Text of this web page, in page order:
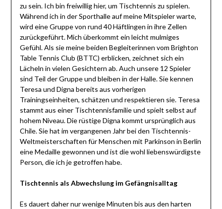
zu sein. Ich bin freiwillig hier, um Tischtennis zu spielen.
Während ich in der Sporthalle auf meine Mitspieler warte,
wird eine Gruppe von rund 40 Häftlingen in ihre Zellen
zurückgeführt. Mich überkommt ein leicht mulmiges
Gefühl. Als sie meine beiden Begleiterinnen vom Brighton
Table Tennis Club (BTTC) erblicken, zeichnet sich ein
Lächeln in vielen Gesichtern ab. Auch unsere 12 Spieler
sind Teil der Gruppe und bleiben in der Halle. Sie kennen
Teresa und Digna bereits aus vorherigen
Trainingseinheiten, schätzen und respektieren sie. Teresa
stammt aus einer Tischtennisfamilie und spielt selbst auf
hohem Niveau. Die rüstige Digna kommt ursprünglich aus
Chile. Sie hat im vergangenen Jahr bei den Tischtennis-
Weltmeisterschaften für Menschen mit Parkinson in Berlin
eine Medaille gewonnen und ist die wohl liebenswürdigste
Person, die ich je getroffen habe.
Tischtennis als Abwechslung im Gefängnisalltag
Es dauert daher nur wenige Minuten bis aus den harten